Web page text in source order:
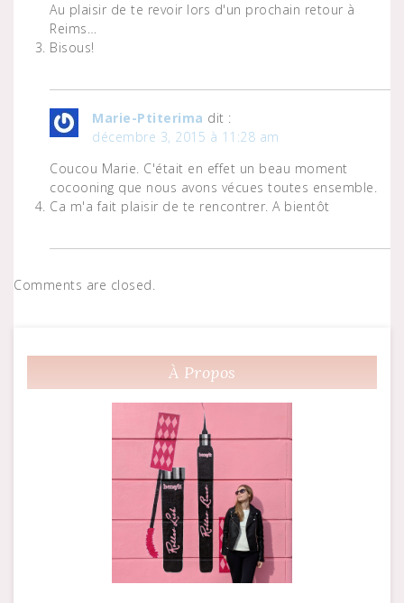
Au plaisir de te revoir lors d'un prochain retour à
Reims…
Bisous!
Marie-Ptiterima dit :
décembre 3, 2015 à 11:28 am
Coucou Marie. C'était en effet un beau moment
cocooning que nous avons vécues toutes ensemble.
Ca m'a fait plaisir de te rencontrer. A bientôt
Comments are closed.
À Propos